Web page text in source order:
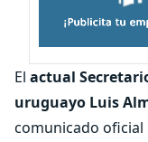
El actual
uruguayo Luis
comunicado oficial